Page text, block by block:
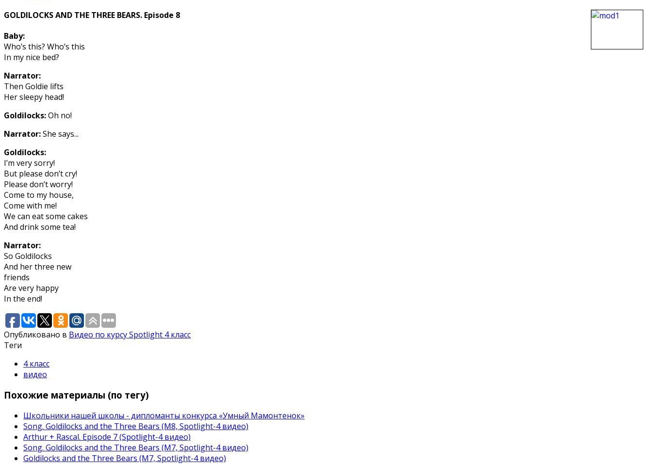
GOLDILOCKS AND THE THREE BEARS. Episode 8
Baby:
Who’s this? Who’s this
In my nice bed?
Narrator:
Then Goldie lifts
Her sleepy head!
Goldilocks:Oh no!
Narrator:She says...
Goldilocks:
I’m very sorry!
But please don’t cry!
Please don’t worry!
Come to my house,
Come with me!
We can eat some cakes
And drink some tea!
Narrator:
So Goldilocks
And her three new
friends
Are very happy
In the end!
Опубликовано в Видео по курсу Spotlight 4 класс
Теги
4 класс
видео
Похожие материалы (по тегу)
Школьники нашей школы - дипломанты конкурса «Умный Мамонтенок»
Song. Goldilocks and the Three Bears (M8, Spotlight-4 видео)
Arthur + Rascal. Episode 7 (Spotlight-4 видео)
Song. Goldilocks and the Three Bears (M7, Spotlight-4 видео)
Goldilocks and the Three Bears (M7, Spotlight-4 видео)